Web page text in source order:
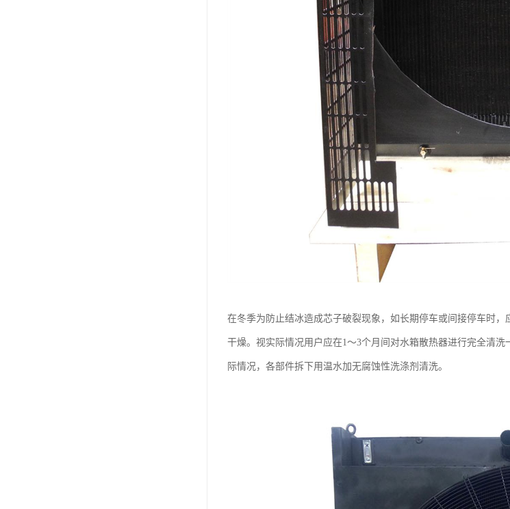
在冬季为防止结冰造成芯子破裂现象，如长期停车或间接停车时
干燥。视实际情况用户应在1～3个月间对水箱散热器进行完全清
际情况，各部件拆下用温水加无腐蚀性洗涤剂清洗。